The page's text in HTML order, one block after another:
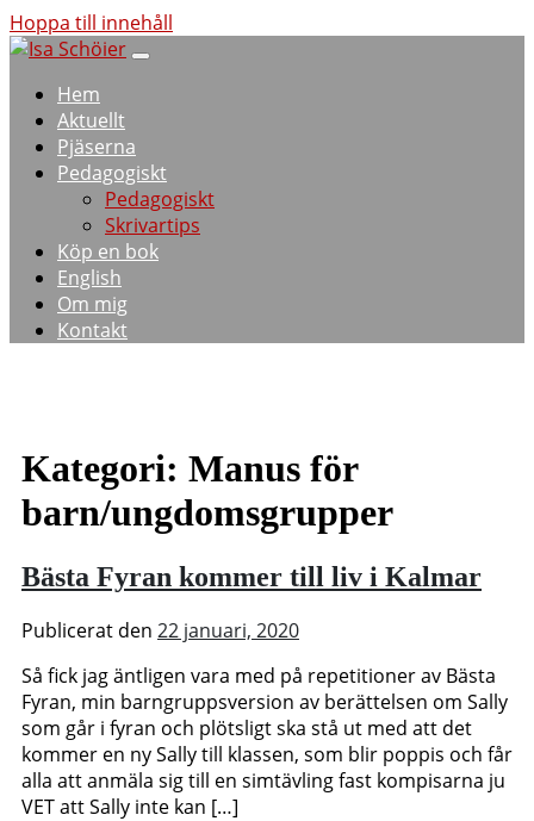
Hoppa till innehåll
Hem
Aktuellt
Pjäserna
Pedagogiskt
Pedagogiskt
Skrivartips
Köp en bok
English
Om mig
Kontakt
Kategori: Manus för
barn/ungdomsgrupper
Bästa Fyran kommer till liv i Kalmar
Publicerat den 22 januari, 2020
Så fick jag äntligen vara med på repetitioner av Bästa
Fyran, min barngruppsversion av berättelsen om Sally
som går i fyran och plötsligt ska stå ut med att det
kommer en ny Sally till klassen, som blir poppis och får
alla att anmäla sig till en simtävling fast kompisarna ju
VET att Sally inte kan […]